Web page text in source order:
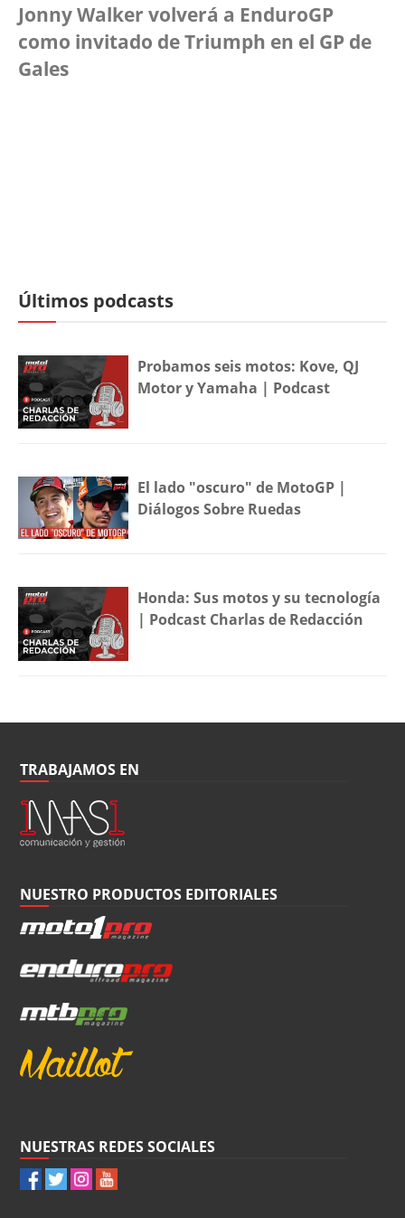
Jonny Walker volverá a EnduroGP
como invitado de Triumph en el GP de
Gales
Últimos podcasts
Probamos seis motos: Kove, QJ
Motor y Yamaha | Podcast
El lado "oscuro" de MotoGP |
Diálogos Sobre Ruedas
Honda: Sus motos y su tecnología
| Podcast Charlas de Redacción
TRABAJAMOS EN
NUESTRO PRODUCTOS EDITORIALES
NUESTRAS REDES SOCIALES